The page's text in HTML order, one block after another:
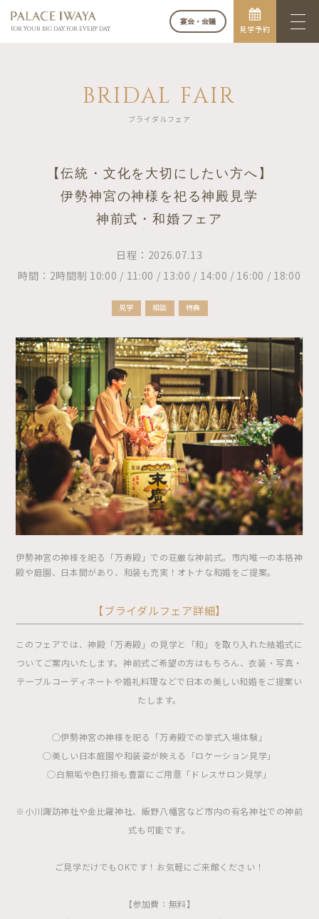
FOR YOUR BIG DAY. FOR EVERY DAY.
宴会・会議
見学予約
BRIDAL FAIR
ブライダルフェア
【伝統・文化を大切にしたい方へ】
伊勢神宮の神様を祀る神殿見学
神前式・和婚フェア
日程：2026.07.13
時間：2時間制 10:00 / 11:00 / 13:00 / 14:00 / 16:00 / 18:00
見学 相談 特典
伊勢神宮の神様を祀る「万寿殿」での荘厳な神前式。市内唯一の本格神
殿や庭園、日本間があり、和装も充実！オトナな和婚をご提案。
【ブライダルフェア詳細】
このフェアでは、神殿「万寿殿」の見学と「和」を取り入れた結婚式に
ついてご案内いたします。神前式ご希望の方はもちろん、衣装・写真・
テーブルコーディネートや婚礼料理などで日本の美しい和婚をご提案い
たします。
◯伊勢神宮の神様を祀る「万寿殿での挙式入場体験」
◯美しい日本庭園や和装姿が映える「ロケーション見学」
◯白無垢や色打掛も豊富にご用意「ドレスサロン見学」
※小川諏訪神社や金比羅神社、飯野八幡宮など市内の有名神社での神前
式も可能です。
ご見学だけでもOKです！お気軽にご来館ください！
【参加費：無料】